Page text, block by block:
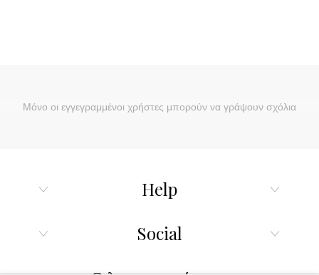
Μόνο οι εγγεγραμμένοι χρήστες μπορούν να γράψουν σχόλια
Help
Social